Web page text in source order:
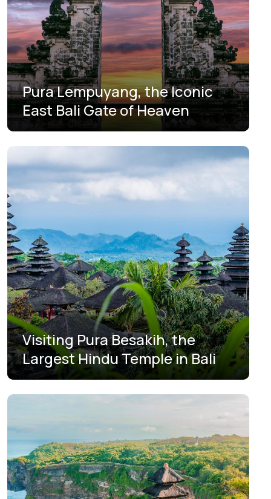
Pura Lempuyang, the Iconic
East Bali Gate of Heaven
Visiting Pura Besakih, the
Largest Hindu Temple in Bali